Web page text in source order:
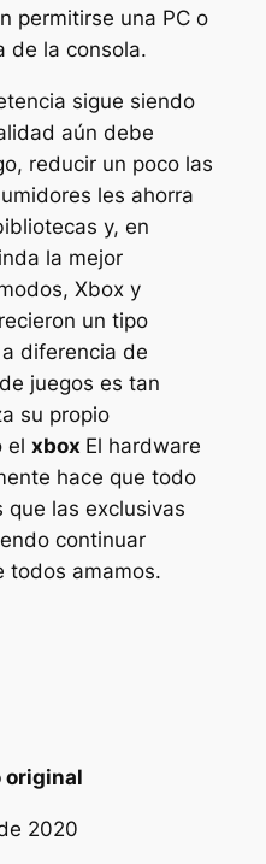
permitirse una PC o
de la consola.
sigue siendo
aún debe
reducir un poco las
les ahorra
y, en
la mejor
Xbox y
un tipo
diferencia de
juegos es tan
su propio
el xbox El hardware
hace que todo
que las exclusivas
continuar
todos amamos.
original
2020